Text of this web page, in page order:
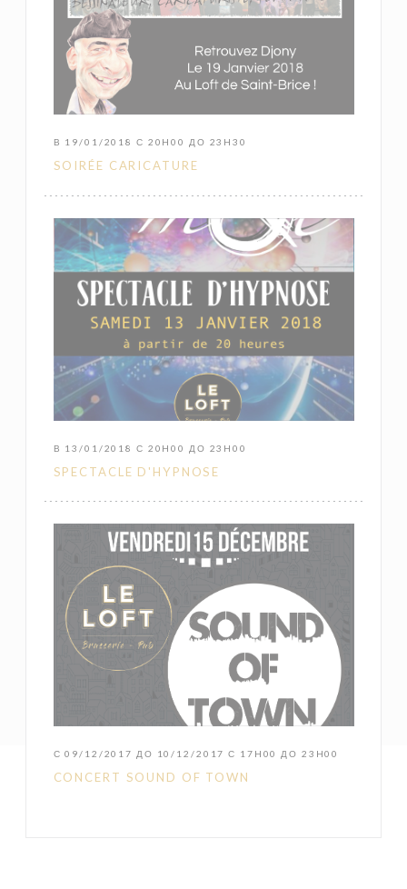
В 19/01/2018 С 20H00 ДО 23H30
SOIRÉE CARICATURE
В 13/01/2018 С 20H00 ДО 23H00
SPECTACLE D'HYPNOSE
С 09/12/2017 ДО 10/12/2017 С 17H00 ДО 23H00
CONCERT SOUND OF TOWN